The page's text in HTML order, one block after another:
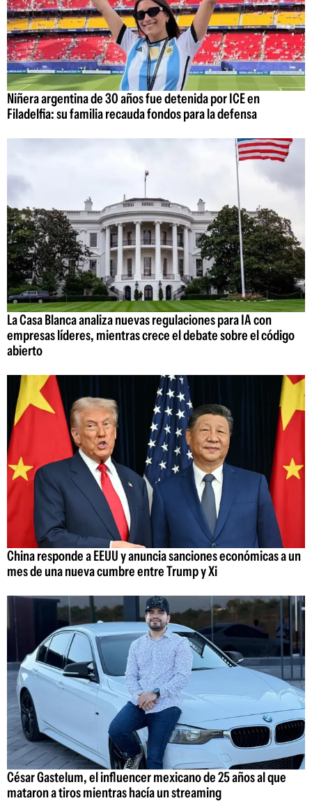
Niñera argentina de 30 años fue detenida por ICE en
Filadelfia: su familia recauda fondos para la defensa
La Casa Blanca analiza nuevas regulaciones para IA con
empresas líderes, mientras crece el debate sobre el código
abierto
China responde a EEUU y anuncia sanciones económicas a un
mes de una nueva cumbre entre Trump y Xi
César Gastelum, el influencer mexicano de 25 años al que
mataron a tiros mientras hacía un streaming